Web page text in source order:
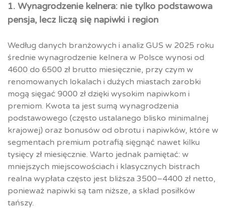
1. Wynagrodzenie kelnera: nie tylko podstawowa
pensja, lecz liczą się napiwki i region
Według danych branżowych i analiz GUS w 2025 roku
średnie wynagrodzenie kelnera w Polsce wynosi od
4600 do 6500 zł brutto miesięcznie, przy czym w
renomowanych lokalach i dużych miastach zarobki
mogą sięgać 9000 zł dzięki wysokim napiwkom i
premiom. Kwota ta jest sumą wynagrodzenia
podstawowego (często ustalanego blisko minimalnej
krajowej) oraz bonusów od obrotu i napiwków, które w
segmentach premium potrafią sięgnąć nawet kilku
tysięcy zł miesięcznie. Warto jednak pamiętać: w
mniejszych miejscowościach i klasycznych bistrach
realna wypłata często jest bliższa 3500–4400 zł netto,
ponieważ napiwki są tam niższe, a skład posiłków
tańszy.